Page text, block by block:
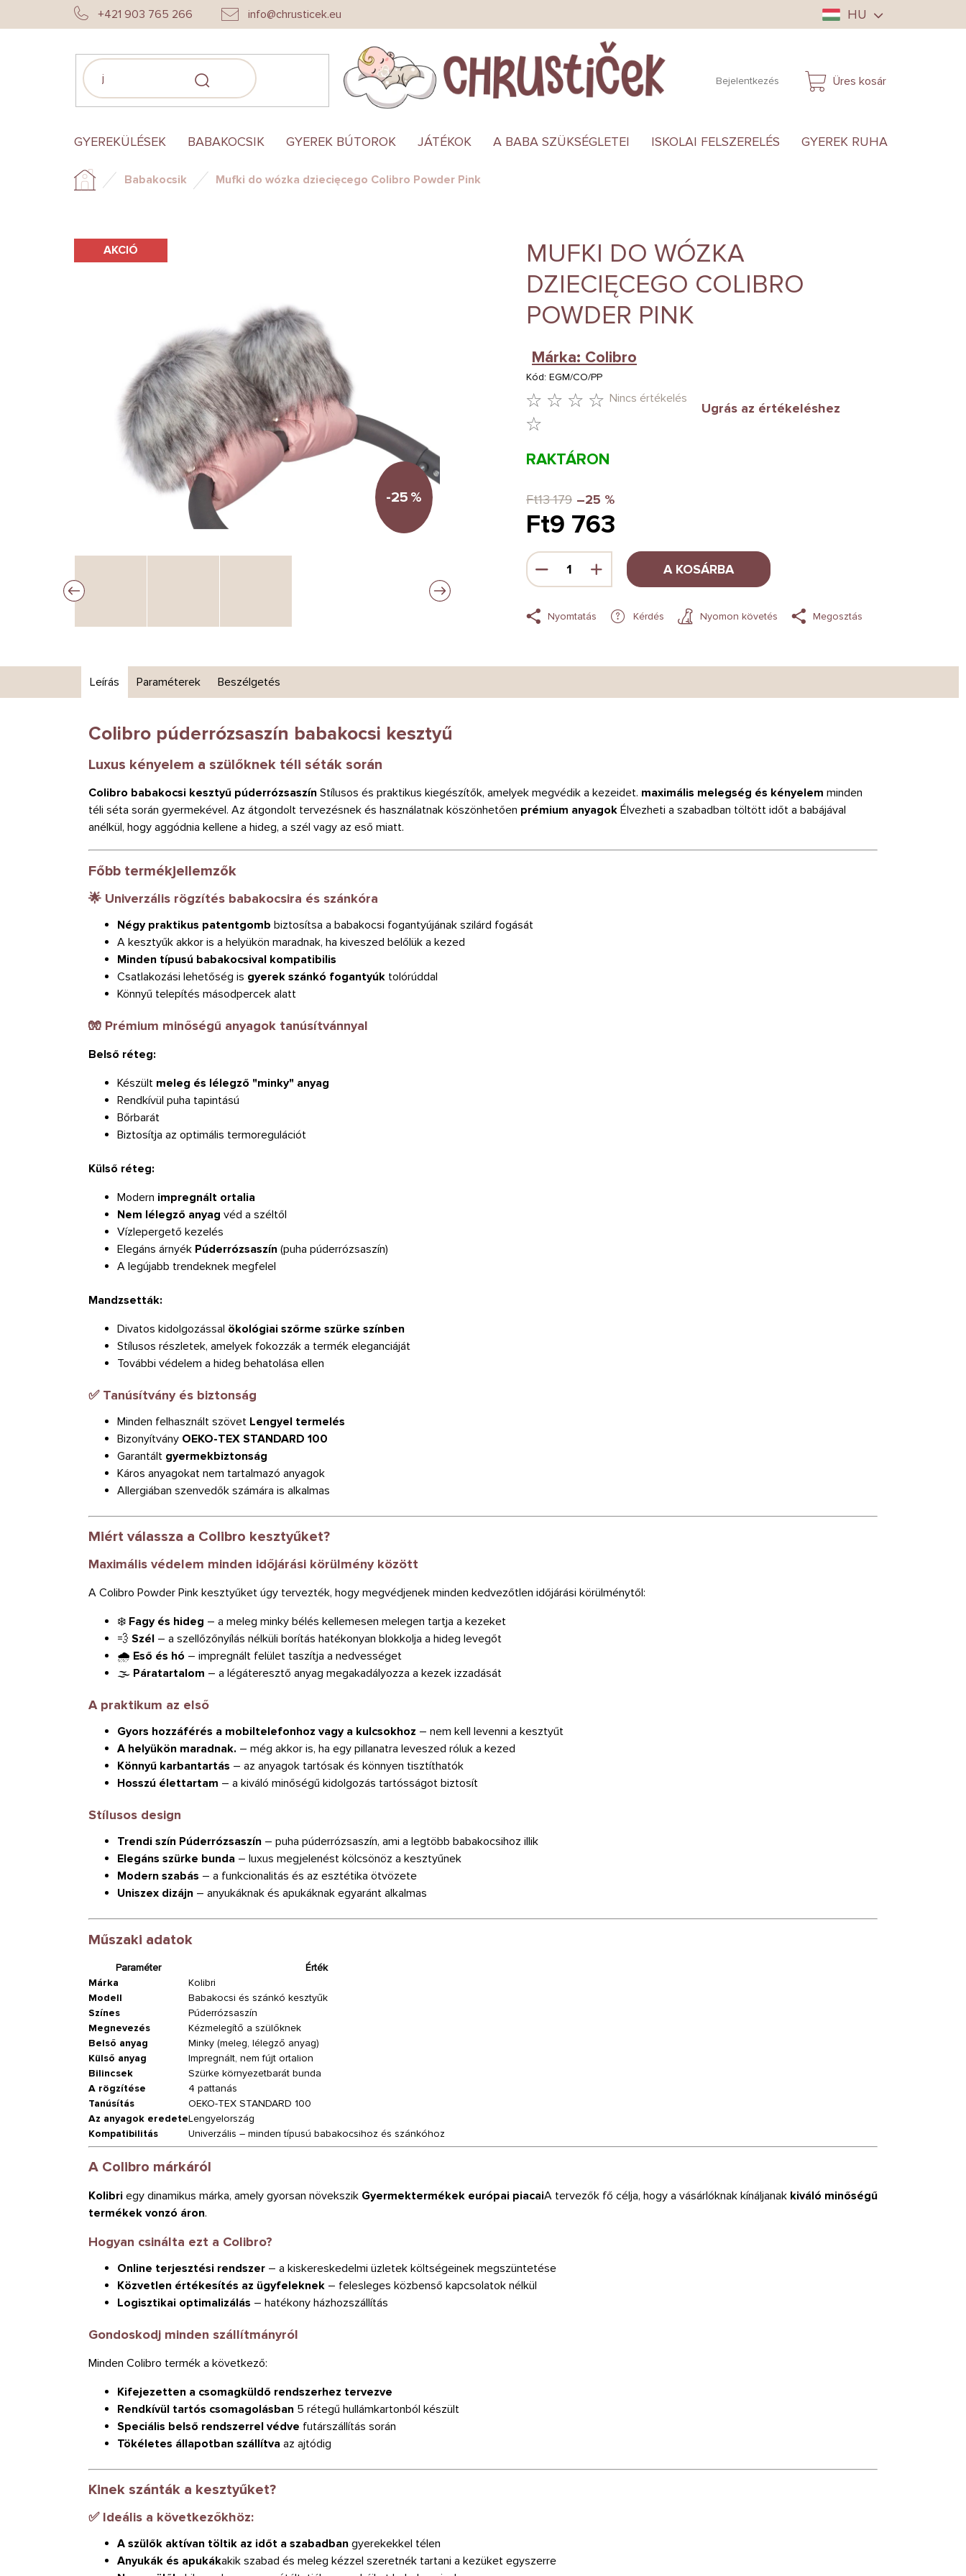
+421 903 765 266 info@chrusticek.eu HU
KERESÉS Bejelentkezés
KOSÁR
Üres kosár
GYEREKÜLÉSEK BABAKOCSIK GYEREK BÚTOROK JÁTÉKOK A BABA SZÜKSÉGLETEI ISKOLAI FELSZERELÉS GYEREK RUHA
KezdőlapBabakocsik Mufki do wózka dziecięcego Colibro Powder Pink
AKCIÓ
-25 %
MUFKI DO WÓZKA
DZIECIĘCEGO COLIBRO
POWDER PINK
TERMÉK
ÉRTÉKELÉSE
5-
0,0
CSILLAG.
Nincs értékelés
Ugrás az értékeléshez
Kód: EGM/CO/PP
Márka: Colibro
RAKTÁRON
Ft13 179 –25 %
Ft9 763
Egységár:
A KOSÁRBA
Nyomtatás Kérdés Nyomon követés Megosztás
Leírás Paraméterek Beszélgetés
Colibro púderrózsaszín babakocsi kesztyű
Luxus kényelem a szülőknek téli séták során
Colibro babakocsi kesztyű púderrózsaszín Stílusos és praktikus kiegészítők, amelyek megvédik a kezeidet. maximális melegség és kényelem minden
téli séta során gyermekével. Az átgondolt tervezésnek és használatnak köszönhetően prémium anyagok Élvezheti a szabadban töltött időt a babájával
anélkül, hogy aggódnia kellene a hideg, a szél vagy az eső miatt.
Főbb termékjellemzők
🌟 Univerzális rögzítés babakocsira és szánkóra
Négy praktikus patentgomb biztosítsa a babakocsi fogantyújának szilárd fogását
A kesztyűk akkor is a helyükön maradnak, ha kiveszed belőlük a kezed
Minden típusú babakocsival kompatibilis
Csatlakozási lehetőség is gyerek szánkó fogantyúk tolórúddal
Könnyű telepítés másodpercek alatt
🧤 Prémium minőségű anyagok tanúsítvánnyal
Belső réteg:
Készült meleg és lélegző "minky" anyag
Rendkívül puha tapintású
Bőrbarát
Biztosítja az optimális termoregulációt
Külső réteg:
Modern impregnált ortalia
Nem lélegző anyag véd a széltől
Vízlepergető kezelés
Elegáns árnyék Púderrózsaszín (puha púderrózsaszín)
A legújabb trendeknek megfelel
Mandzsetták:
Divatos kidolgozással ökológiai szőrme szürke színben
Stílusos részletek, amelyek fokozzák a termék eleganciáját
További védelem a hideg behatolása ellen
✅ Tanúsítvány és biztonság
Minden felhasznált szövet Lengyel termelés
Bizonyítvány OEKO-TEX STANDARD 100
Garantált gyermekbiztonság
Káros anyagokat nem tartalmazó anyagok
Allergiában szenvedők számára is alkalmas
Miért válassza a Colibro kesztyűket?
Maximális védelem minden időjárási körülmény között
A Colibro Powder Pink kesztyűket úgy tervezték, hogy megvédjenek minden kedvezőtlen időjárási körülménytől:
❄️ Fagy és hideg – a meleg minky bélés kellemesen melegen tartja a kezeket
💨 Szél – a szellőzőnyílás nélküli borítás hatékonyan blokkolja a hideg levegőt
🌧️ Eső és hó – impregnált felület taszítja a nedvességet
🌫️ Páratartalom – a légáteresztő anyag megakadályozza a kezek izzadását
A praktikum az első
Gyors hozzáférés a mobiltelefonhoz vagy a kulcsokhoz – nem kell levenni a kesztyűt
A helyükön maradnak. – még akkor is, ha egy pillanatra leveszed róluk a kezed
Könnyű karbantartás – az anyagok tartósak és könnyen tisztíthatók
Hosszú élettartam – a kiváló minőségű kidolgozás tartósságot biztosít
Stílusos design
Trendi szín Púderrózsaszín – puha púderrózsaszín, ami a legtöbb babakocsihoz illik
Elegáns szürke bunda – luxus megjelenést kölcsönöz a kesztyűnek
Modern szabás – a funkcionalitás és az esztétika ötvözete
Uniszex dizájn – anyukáknak és apukáknak egyaránt alkalmas
Műszaki adatok
Paraméter
Érték
Márka
Kolibri
Modell
Babakocsi és szánkó kesztyűk
Színes
Púderrózsaszín
Megnevezés
Kézmelegítő a szülőknek
Belső anyag
Minky (meleg, lélegző anyag)
Külső anyag
Impregnált, nem fújt ortalion
Bilincsek
Szürke környezetbarát bunda
A rögzítése
4 pattanás
Tanúsítás
OEKO-TEX STANDARD 100
Az anyagok eredeteLengyelország
Kompatibilitás
Univerzális – minden típusú babakocsihoz és szánkóhoz
A Colibro márkáról
Kolibri egy dinamikus márka, amely gyorsan növekszik Gyermektermékek európai piacaiA tervezők fő célja, hogy a vásárlóknak kínáljanak kiváló minőségű
termékek vonzó áron.
Hogyan csinálta ezt a Colibro?
Online terjesztési rendszer – a kiskereskedelmi üzletek költségeinek megszüntetése
Közvetlen értékesítés az ügyfeleknek – felesleges közbenső kapcsolatok nélkül
Logisztikai optimalizálás – hatékony házhozszállítás
Gondoskodj minden szállítmányról
Minden Colibro termék a következő:
Kifejezetten a csomagküldő rendszerhez tervezve
Rendkívül tartós csomagolásban 5 rétegű hullámkartonból készült
Speciális belső rendszerrel védve futárszállítás során
Tökéletes állapotban szállítva az ajtódig
Kinek szánták a kesztyűket?
✅ Ideális a következőkhöz:
A szülők aktívan töltik az időt a szabadban gyerekekkel télen
Anyukák és apukákakik szabad és meleg kézzel szeretnék tartani a kezüket egyszerre